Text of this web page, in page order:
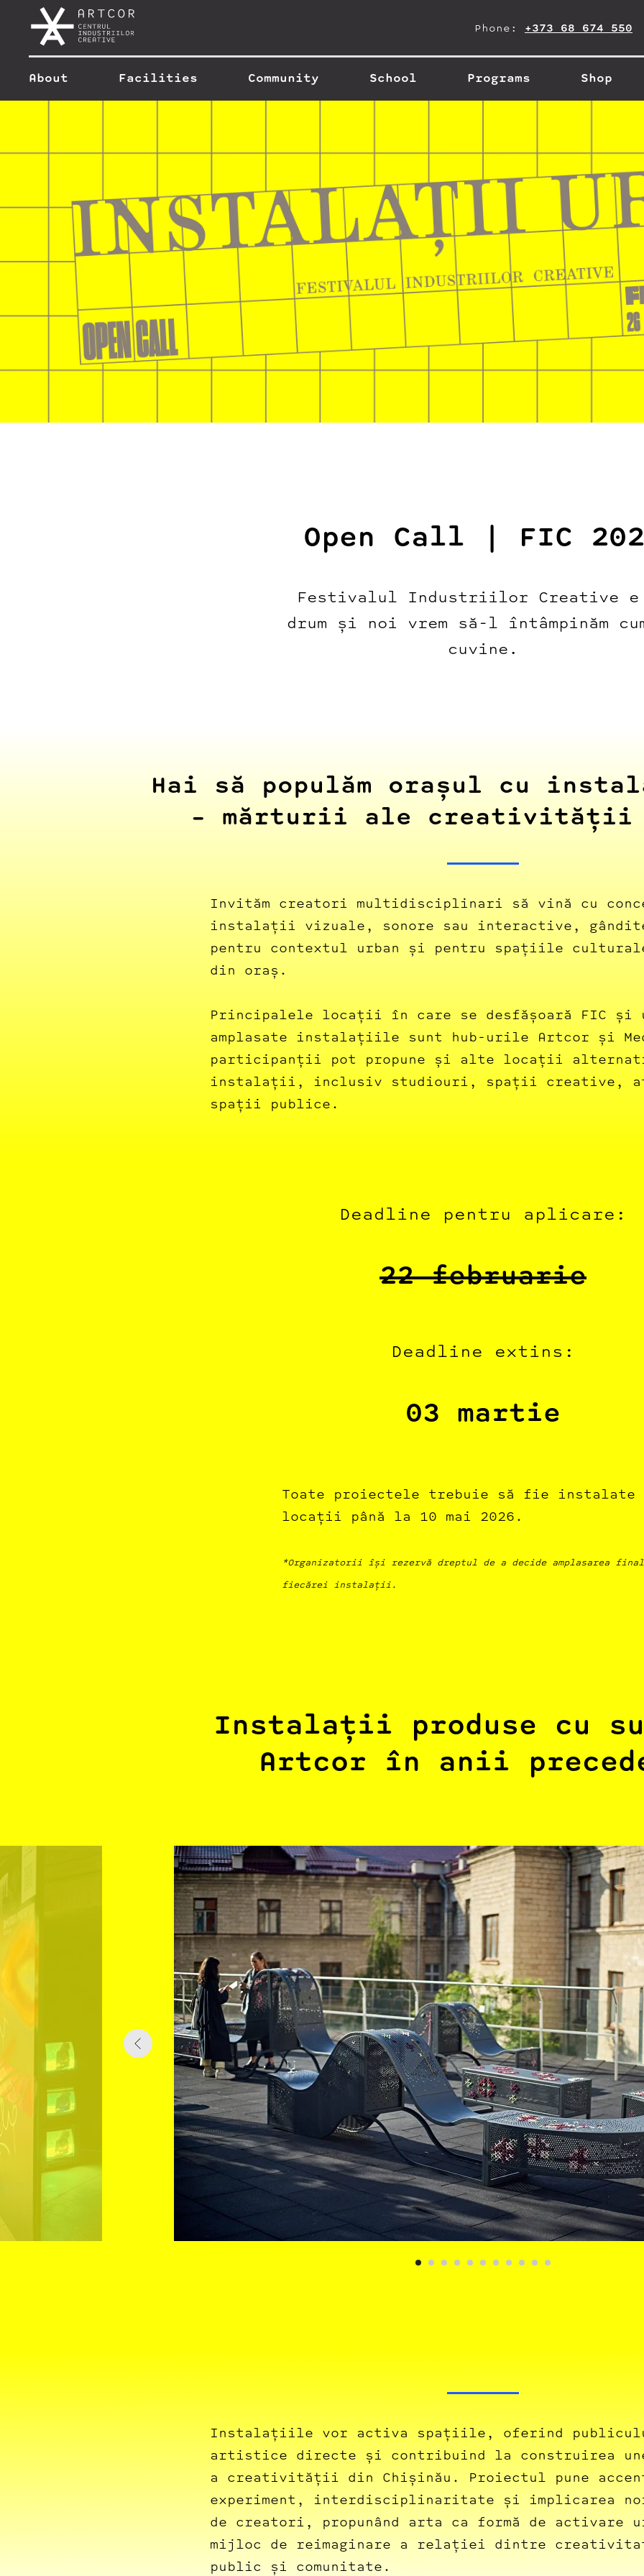
Phone: +373 68 674 550
About Facilities Community School Programs Shop
Open Call | FIC
Festivalul Industriilor Creative e
drum și noi vrem să-l întâmpinăm
cuvine.
Hai să populăm orașul cu
– mărturii ale creativității
Invităm creatori multidisciplinari să vină cu
instalații vizuale, sonore sau interactive,
pentru contextul urban și pentru spațiile
din oraș.
Principalele locații în care se desfășoară FIC și
amplasate instalațiile sunt hub-urile Artcor și
participanții pot propune și alte locații
instalații, inclusiv studiouri, spații creative,
spații publice.
Deadline pentru aplicare:
22 februarie
Deadline extins:
03 martie
Toate proiectele trebuie să fie instalate
locații până la 10 mai 2026.
*Organizatorii își rezervă dreptul de a decide amplasarea
fiecărei instalații.
Instalații produse cu
Artcor în anii
Instalațiile vor activa spațiile, oferind
artistice directe și contribuind la construirea
a creativității din Chișinău. Proiectul pune
experiment, interdisciplinaritate și implicarea
de creatori, propunând arta ca formă de activare
mijloc de reimaginare a relației dintre
public și comunitate.